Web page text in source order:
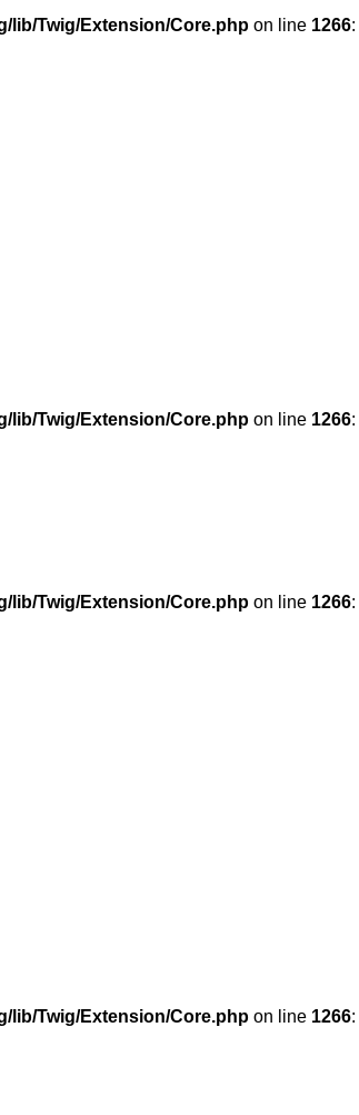
lib/Twig/Extension/Core.php on line 1266:
lib/Twig/Extension/Core.php on line 1266:
lib/Twig/Extension/Core.php on line 1266:
lib/Twig/Extension/Core.php on line 1266: